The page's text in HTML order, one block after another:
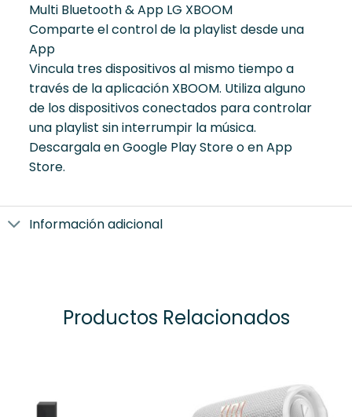
Multi Bluetooth & App LG XBOOM
Comparte el control de la playlist desde una
App
Vincula tres dispositivos al mismo tiempo a
través de la aplicación XBOOM. Utiliza alguno
de los dispositivos conectados para controlar
una playlist sin interrumpir la música.
Descargala en Google Play Store o en App
Store.
Información adicional
Productos Relacionados